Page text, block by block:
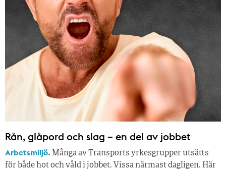
Rån, glåpord och slag – en del av jobbet
Arbetsmiljö. Många av Transports yrkesgrupper utsätts
för både hot och våld i jobbet. Vissa närmast dagligen. Här